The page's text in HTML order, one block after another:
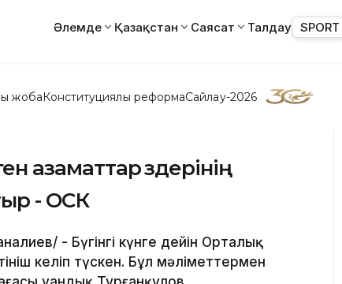
Әлемде Қазақстан Саясат Талдау SPORT
жобаКонституциялық реформаСайлау-2026
азаматтар өздерінің
- ОСК
- Бүгінгі күнге дейін Орталық
келіп түскен. Бұл мәліметтермен